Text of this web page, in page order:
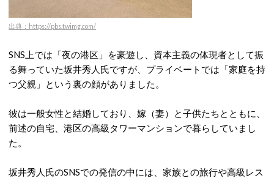
出典：https://pbs.twimg.com/
SNS上では「夜の港区」を豪遊し、資本主義の体現者として振
る舞っていた坂井秀人氏ですが、プライベートでは「家庭を持
つ父親」という裏の顔がありました。
彼は一般女性と結婚しており、嫁（妻）と子供たちとともに、
前述の自宅、港区の高級タワーマンションで暮らしていまし
た 。
坂井秀人氏のSNSでの発信の中には、家族との旅行や高級レス